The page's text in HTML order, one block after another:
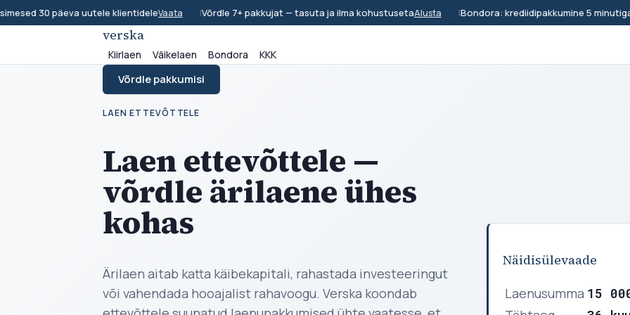
30 päeva uutele klientideleVaata Võrdle 7+ pakkujat — tasuta ja ilma kohustusetaAlusta Bondora: krediidipakkumine 5 minutiga
verska
Kiirlaen Väikelaen Bondora KKK
Võrdle pakkumisi
LAEN ETTEVÕTTELE
Laen ettevõttele —
võrdle ärilaene ühes
kohas
Ärilaen aitab katta käibekapitali, rahastada investeeringut
või vahendada hooajalist rahavoogu. Verska koondab
Näidisülevaade
Laenusumma 15